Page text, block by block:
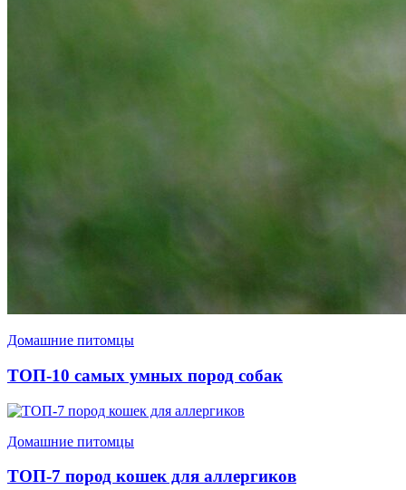
Домашние питомцы
ТОП-10 самых умных пород собак
Домашние питомцы
ТОП-7 пород кошек для аллергиков